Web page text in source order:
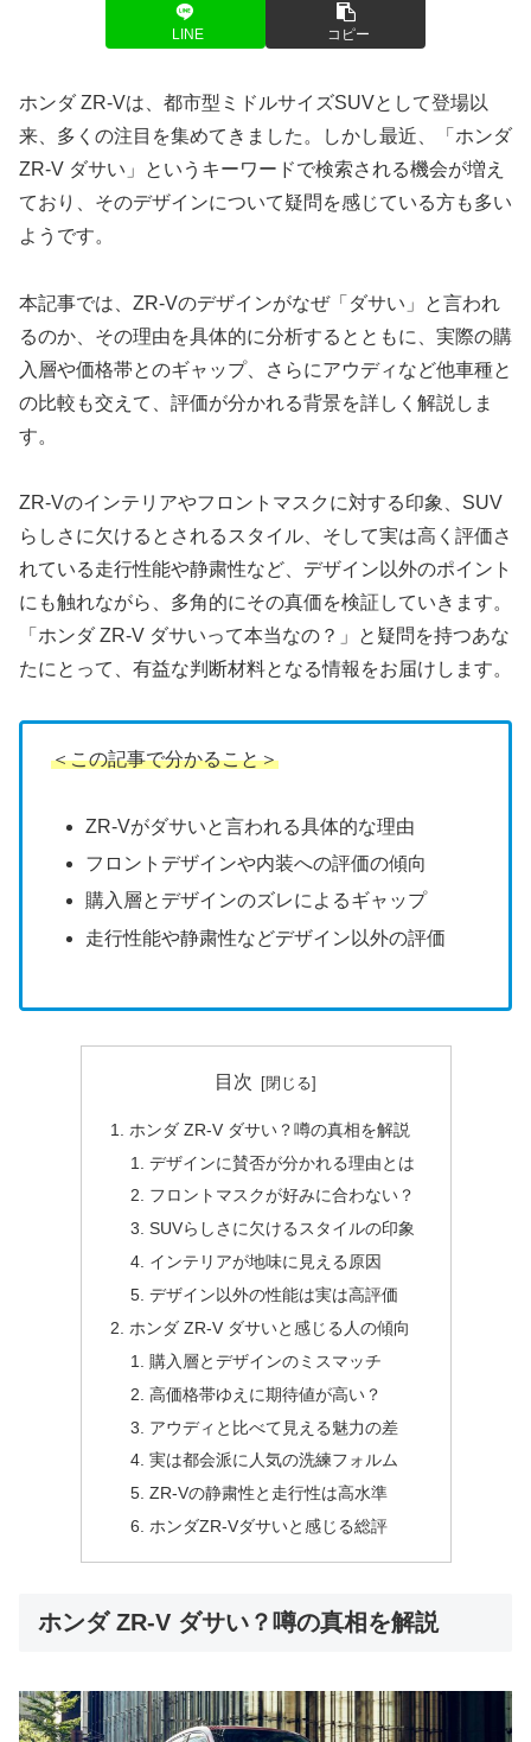
LINE コピー
ホンダ ZR-Vは、都市型ミドルサイズSUVとして登場以
来、多くの注目を集めてきました。しかし最近、「ホンダ
ZR-V ダサい」というキーワードで検索される機会が増え
ており、そのデザインについて疑問を感じている方も多い
ようです。
本記事では、ZR-Vのデザインがなぜ「ダサい」と言われ
るのか、その理由を具体的に分析するとともに、実際の購
入層や価格帯とのギャップ、さらにアウディなど他車種と
の比較も交えて、評価が分かれる背景を詳しく解説しま
す。
ZR-Vのインテリアやフロントマスクに対する印象、SUV
らしさに欠けるとされるスタイル、そして実は高く評価さ
れている走行性能や静粛性など、デザイン以外のポイント
にも触れながら、多角的にその真価を検証していきます。
「ホンダ ZR-V ダサいって本当なの？」と疑問を持つあな
たにとって、有益な判断材料となる情報をお届けします。
＜この記事で分かること＞
ZR-Vがダサいと言われる具体的な理由
フロントデザインや内装への評価の傾向
購入層とデザインのズレによるギャップ
走行性能や静粛性などデザイン以外の評価
目次
ホンダ ZR-V ダサい？噂の真相を解説
デザインに賛否が分かれる理由とは
フロントマスクが好みに合わない？
SUVらしさに欠けるスタイルの印象
インテリアが地味に見える原因
デザイン以外の性能は実は高評価
ホンダ ZR-V ダサいと感じる人の傾向
購入層とデザインのミスマッチ
高価格帯ゆえに期待値が高い？
アウディと比べて見える魅力の差
実は都会派に人気の洗練フォルム
ZR-Vの静粛性と走行性は高水準
ホンダZR-Vダサいと感じる総評
ホンダ ZR-V ダサい？噂の真相を解説